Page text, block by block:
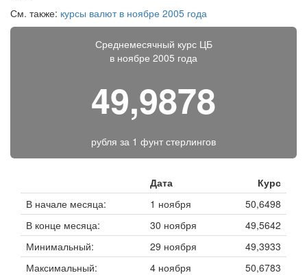
См. также: курсы валют в ноябре 2005 года
Среднемесячный курс ЦБ
в ноябре 2005 года
49,9878
рубля за 1 фунт стерлингов
Дата
Курс
В начале месяца:
1 ноября
50,6498
В конце месяца:
30 ноября
49,5642
Минимальный:
29 ноября
49,3933
Максимальный:
4 ноября 50,6783